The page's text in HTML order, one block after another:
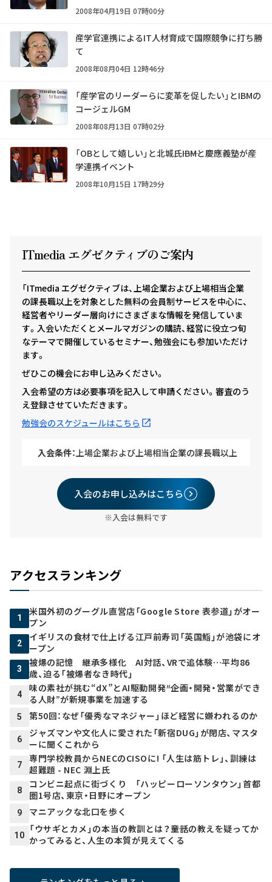
2008年04月19日 07時00分
産学官連携によるIT人材育成で国際競争に打ち勝
て
2008年08月04日 12時46分
「産学官のリーダーらに変革を促したい」とIBMの
コージェルGM
2008年08月13日 07時02分
「OBとして嬉しい」と北城氏――IBMと慶應義塾が産
学連携イベント
2008年10月15日 17時29分
ITmedia エグゼクティ ブのご案内
「ITmedia エグゼクティブは、上場企業および上場相当企業
の課長職以上を対象とした無料の会員制サービスを中心に、
経営者やリーダー層向けにさまざまな情報を発信していま
す。入会いただくとメールマガジンの購読、経営に役立つ旬
なテーマで開催しているセミナー、勉強会にも参加いただけ
ます。
ぜひこの機会にお申し込みください。
入会希望の方は必要事項を記入して申請ください。審査のう
え登録させていただきます。
勉強会のスケジュールはこちら
入会条件： 上場企業および上場相当企業の課長職以上
入会のお申し込みはこちら
※入会は無料です
アクセスランキング
1
米国外初のグーグル直営店「Google Store 表参道」がオー
プン
2
イギリスの食材で仕上げる江戸前寿司「英国鮨」が池袋にオ
ープン
3
被爆の記憶 継承多様化 AI対話、VRで追体験…平均86
歳、迫る「被爆者なき時代」
4
味の素社が挑む“dX”とAI駆動開発――“企画・開発・営業ができ
る人財”が新規事業を加速する
5 第50回：なぜ「優秀なマネジャー」ほど経営に嫌われるのか
6
ジャズマンや文化人に愛された「新宿DUG」が閉店、マスタ
ーに聞くこれから
7
専門学校教員からNECのCISOに! 「人生は筋トレ」、訓練は
超難題 - NEC 淵上氏
8
コンビニ起点に街づくり 「ハッピーローソンタウン」首都
圏1号店、東京・日野にオープン
9 マニアックな北口を歩く
10
「ウサギとカメ」の本当の教訓とは？――童話の教えを疑ってか
かってみると、人生の本質が見えてくる